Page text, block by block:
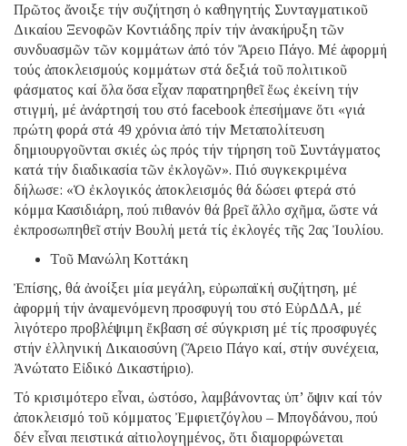
Πρῶτος ἄνοιξε τήν συζήτηση ὁ καθηγητής Συνταγματικοῦ
Δικαίου Ξενοφῶν Κοντιάδης πρίν τήν ἀνακήρυξη τῶν
συνδυασμῶν τῶν κομμάτων ἀπό τόν Ἄρειο Πάγο. Μέ ἀφορμή
τούς ἀποκλεισμούς κομμάτων στά δεξιά τοῦ πολιτικοῦ
φάσματος καί ὅλα ὅσα εἶχαν παρατηρηθεῖ ἕως ἐκείνη τήν
στιγμή, μέ ἀνάρτησή του στό facebook ἐπεσήμανε ὅτι «γιά
πρώτη φορά στά 49 χρόνια ἀπό τήν Μεταπολίτευση
δημιουργοῦνται σκιές ὡς πρός τήν τήρηση τοῦ Συντάγματος
κατά τήν διαδικασία τῶν ἐκλογῶν». Πιό συγκεκριμένα
δήλωσε: «Ὁ ἐκλογικός ἀποκλεισμός θά δώσει φτερά στό
κόμμα Κασιδιάρη, πού πιθανόν θά βρεῖ ἄλλο σχῆμα, ὥστε νά
ἐκπροσωπηθεῖ στήν Βουλή μετά τίς ἐκλογές τῆς 2ας Ἰουλίου.
Τοῦ Μανώλη Κοττάκη
Ἐπίσης, θά ἀνοίξει μία μεγάλη, εὐρωπαϊκή συζήτηση, μέ
ἀφορμή τήν ἀναμενόμενη προσφυγή του στό ΕὐρΔΔΑ, μέ
λιγότερο προβλέψιμη ἔκβαση σέ σύγκριση μέ τίς προσφυγές
στήν ἑλληνική Δικαιοσύνη (Ἄρειο Πάγο καί, στήν συνέχεια,
Ἀνώτατο Εἰδικό Δικαστήριο).
Τό κρισιμότερο εἶναι, ὡστόσο, λαμβάνοντας ὑπ’ ὄψιν καί τόν
ἀποκλεισμό τοῦ κόμματος Ἐμφιετζόγλου – Μπογδάνου, πού
δέν εἶναι πειστικά αἰτιολογημένος, ὅτι διαμορφώνεται